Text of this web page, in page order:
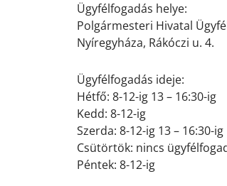
Ügyfélfogadás helye:
Polgármesteri Hivatal
Nyíregyháza, Rákóczi u. 4.
Ügyfélfogadás ideje:
Hétfő: 8-12-ig 13 – 16:30-ig
Kedd: 8-12-ig
Szerda: 8-12-ig 13 – 16:30-ig
Csütörtök: nincs
Péntek: 8-12-ig